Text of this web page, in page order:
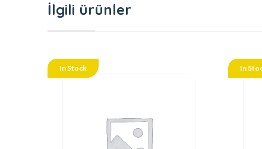
İlgili ürünler
In Stock In